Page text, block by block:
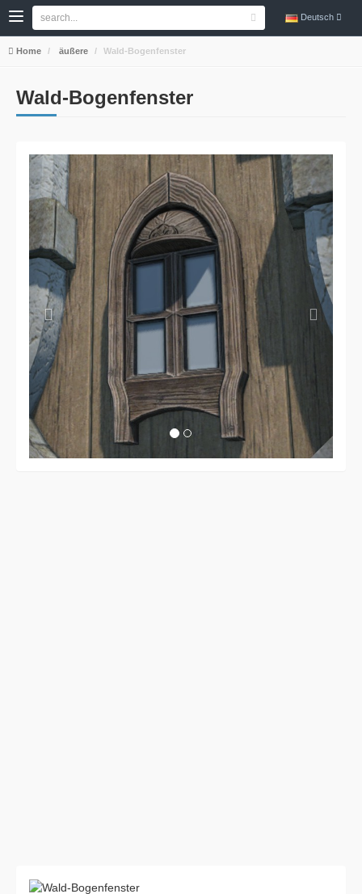
Deutsch
Home äußere Wald-Bogenfenster
Wald-Bogenfenster